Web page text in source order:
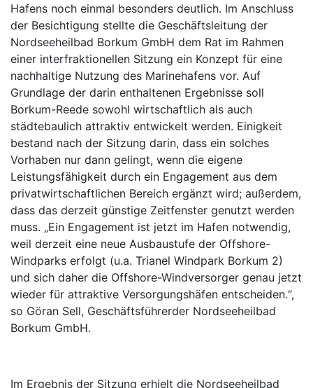
Hafens noch einmal besonders deutlich. Im Anschluss
der Besichtigung stellte die Geschäftsleitung der
Nordseeheilbad Borkum GmbH dem Rat im Rahmen
einer interfraktionellen Sitzung ein Konzept für eine
nachhaltige Nutzung des Marinehafens vor. Auf
Grundlage der darin enthaltenen Ergebnisse soll
Borkum-Reede sowohl wirtschaftlich als auch
städtebaulich attraktiv entwickelt werden. Einigkeit
bestand nach der Sitzung darin, dass ein solches
Vorhaben nur dann gelingt, wenn die eigene
Leistungsfähigkeit durch ein Engagement aus dem
privatwirtschaftlichen Bereich ergänzt wird; außerdem,
dass das derzeit günstige Zeitfenster genutzt werden
muss. „Ein Engagement ist jetzt im Hafen notwendig,
weil derzeit eine neue Ausbaustufe der Offshore-
Windparks erfolgt (u.a. Trianel Windpark Borkum 2)
und sich daher die Offshore-Windversorger genau jetzt
wieder für attraktive Versorgungshäfen entscheiden.“,
so Göran Sell, Geschäftsführerder Nordseeheilbad
Borkum GmbH.
Im Ergebnis der Sitzung erhielt die Nordseeheilbad